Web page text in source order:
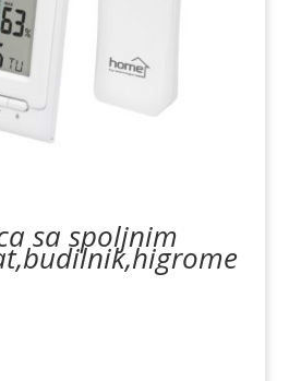
sa spoljnim